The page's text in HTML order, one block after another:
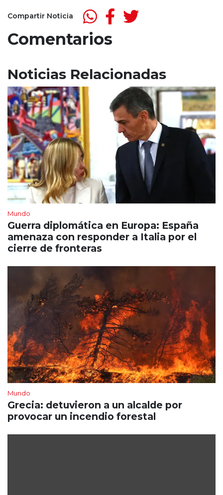
Compartir Noticia
Comentarios
Noticias Relacionadas
Mundo
Guerra diplomática en Europa: España
amenaza con responder a Italia por el
cierre de fronteras
Mundo
Grecia: detuvieron a un alcalde por
provocar un incendio forestal